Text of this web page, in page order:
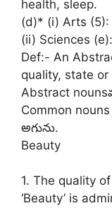
health, sleep.
(d)* (i) Arts (5):
(ii) Sciences
Def:- An
quality, state
Abstract
Common nouns
అగును.
Beauty
1. The quality
‘Beauty’ is